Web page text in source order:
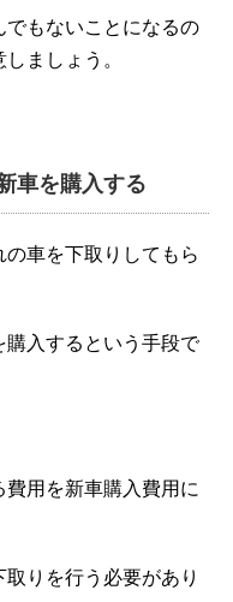
もないことになるの
ましょう。
車を購入する
車を下取りしてもら
入するという手段で
用を新車購入費用に
りを行う必要があり